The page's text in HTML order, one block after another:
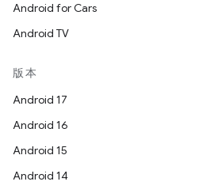
Android for Cars
Android TV
版本
Android 17
Android 16
Android 15
Android 14